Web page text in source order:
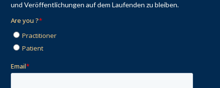
und Veröffentlichungen auf dem Laufenden zu bleiben.